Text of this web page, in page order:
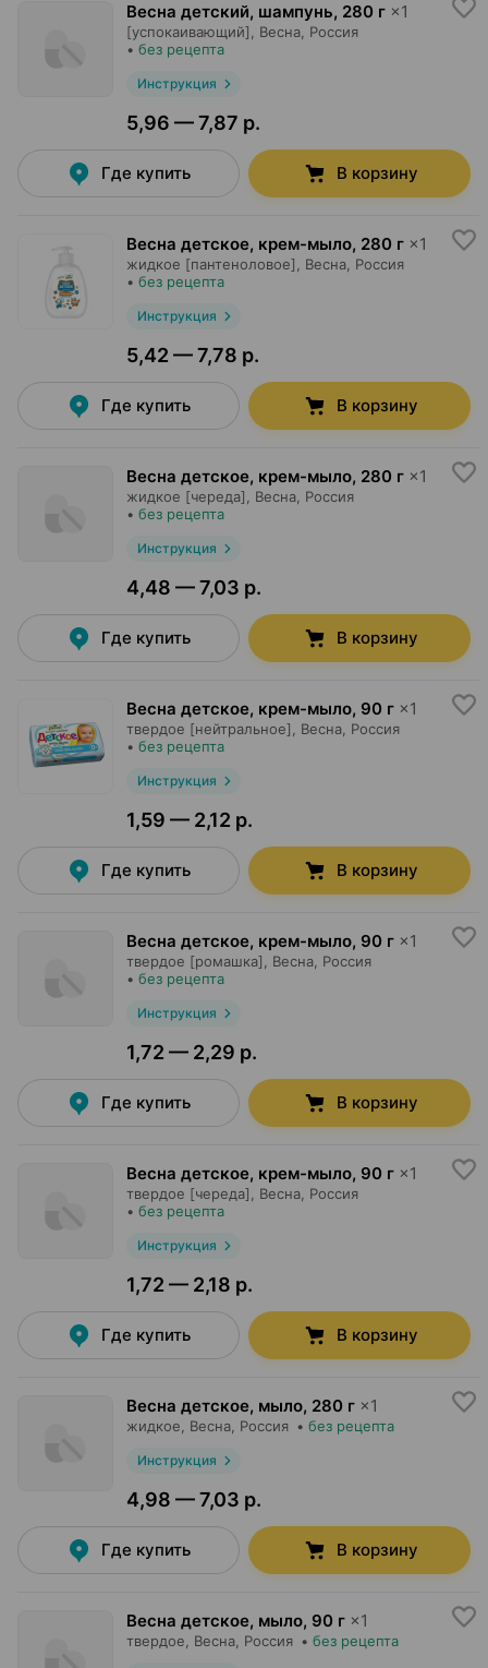
Весна детский, шампунь, 280 г ×1
[успокаивающий], Весна , Россия
• без рецепта
Инструкция
5,96 — 7,87 р.
Где купить В корзину
Весна детское, крем-мыло, 280 г ×1
жидкое [пантеноловое], Весна , Россия
• без рецепта
Инструкция
5,42 — 7,78 р.
Где купить В корзину
Весна детское, крем-мыло, 280 г ×1
жидкое [череда], Весна , Россия
• без рецепта
Инструкция
4,48 — 7,03 р.
Где купить В корзину
Весна детское, крем-мыло, 90 г ×1
твердое [нейтральное], Весна , Россия
• без рецепта
Инструкция
1,59 — 2,12 р.
Где купить В корзину
Весна детское, крем-мыло, 90 г ×1
твердое [ромашка], Весна , Россия
• без рецепта
Инструкция
1,72 — 2,29 р.
Где купить В корзину
Весна детское, крем-мыло, 90 г ×1
твердое [череда], Весна , Россия
• без рецепта
Инструкция
1,72 — 2,18 р.
Где купить В корзину
Весна детское, мыло, 280 г ×1
жидкое, Весна , Россия • без рецепта
Инструкция
4,98 — 7,03 р.
Где купить В корзину
Весна детское, мыло, 90 г ×1
твердое, Весна , Россия • без рецепта